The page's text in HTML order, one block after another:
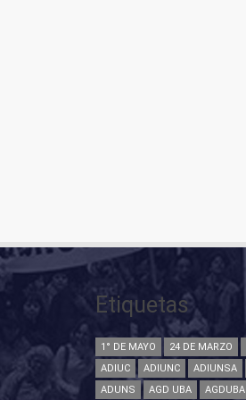
Etiquetas
1° DE MAYO 24 DE MARZO
ADIUC
ADIUNC ADIUNSA
ADUNS
AGD UBA AGDUBA